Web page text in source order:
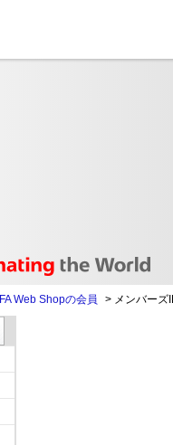
FA Web Shopの会員 > メンバーズ